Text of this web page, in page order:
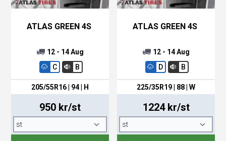
ATLAS GREEN 4S
12 - 14 Aug
C
B
205/55R16 | 94 | H
950 kr/st
ATLAS GREEN 4S
12 - 14 Aug
D
B
225/35R19 | 88 | W
1224 kr/st